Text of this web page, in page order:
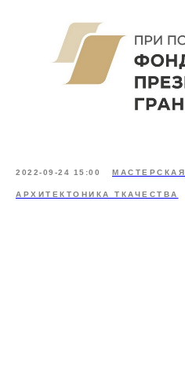
2022-09-24 15:00 МАСТЕРСКАЯ
АРХИТЕКТОНИКА ТКАЧЕСТВА